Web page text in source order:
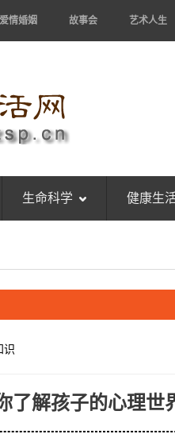
爱情婚姻 故事会 艺术人生
生命科学 健康生
识
了解孩子的心理世